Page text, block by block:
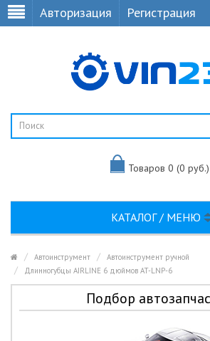
Авторизация Регистрация
Товаров 0 (0 руб.)
КАТАЛОГ / МЕНЮ
Автоинструмент
Автоинструмент ручной
Длинногубцы AIRLINE 6 дюймов AT-LNP-6
Подбор